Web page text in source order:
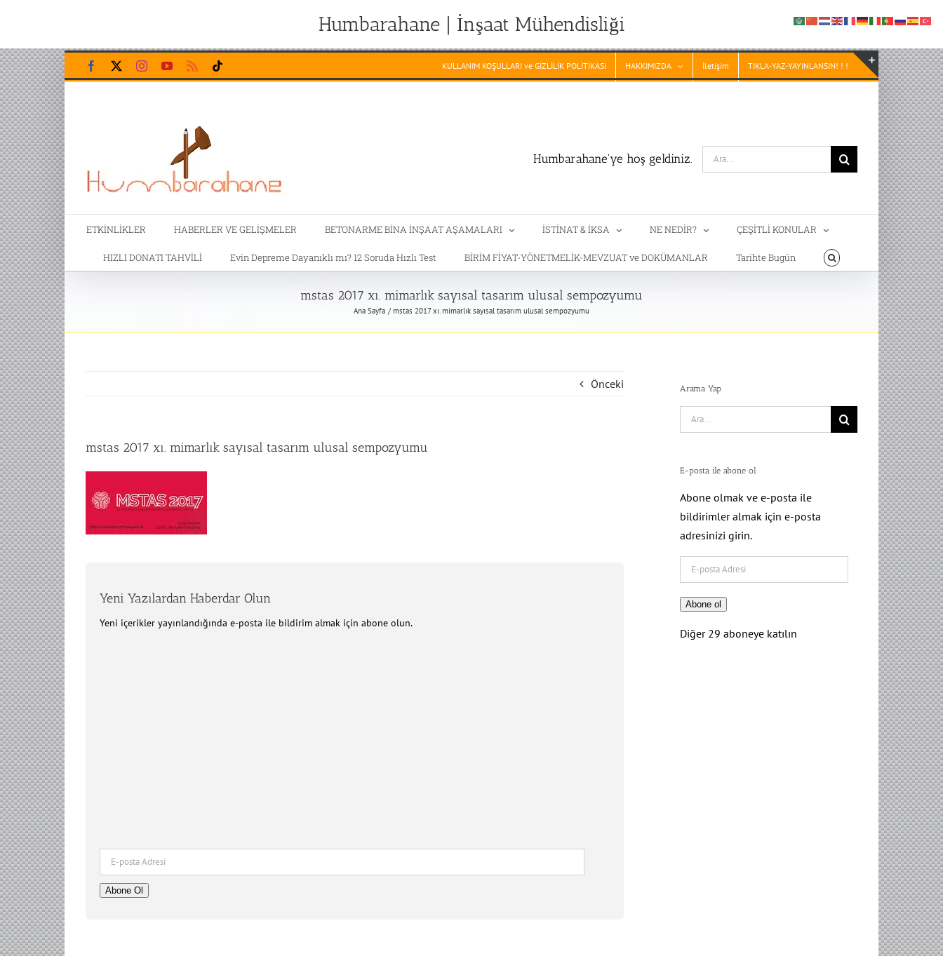
Humbarahane | İnşaat Mühendisliği
Skip
to
content
Facebook InstagramYouTubeRss KULLANIM KOŞULLARI ve GİZLİLİK POLİTİKASI HAKKIMIZDA İletişim TIKLA-YAZ-YAYINLANSIN! ! !
Humbarahane'ye hoş geldiniz.
Search
for:
ETKİNLİKLER HABERLER VE GELİŞMELER BETONARME BİNA İNŞAAT AŞAMALARI İSTİNAT & İKSA NE NEDİR? ÇEŞİTLİ KONULAR
HIZLI DONATI TAHVİLİ Evin Depreme Dayanıklı mı? 12 Soruda Hızlı Test BİRİM FİYAT-YÖNETMELİK-MEVZUAT ve DOKÜMANLAR Tarihte Bugün
mstas 2017 xı. mimarlık sayısal tasarım ulusal sempozyumu
Ana Sayfa mstas 2017 xı. mimarlık sayısal tasarım ulusal sempozyumu
Önceki
mstas 2017 xı. mimarlık sayısal tasarım ulusal sempozyumu
Yeni Yazılardan Haberdar Olun
Yeni içerikler yayınlandığında e-posta ile bildirim almak için abone olun.
Adresi
Abone Ol
Arama Yap
Search
for:
E-posta ile abone ol
Abone olmak ve e-posta ile
bildirimler almak için e-posta
adresinizi girin.
posta
Adresi
Abone ol
Diğer 29 aboneye katılın
Toggle
Sliding
Bar
Area